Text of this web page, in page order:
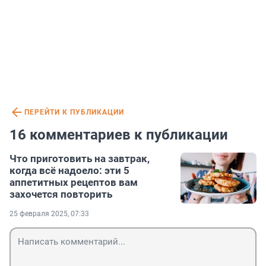
ПЕРЕЙТИ К ПУБЛИКАЦИИ
16 комментариев к публикации
Что приготовить на завтрак,
когда всё надоело: эти 5
аппетитных рецептов вам
захочется повторить
25 февраля 2025, 07:33